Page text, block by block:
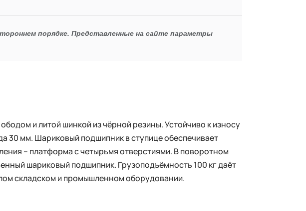
порядке. Представленные на сайте параметры
и литой шинкой из чёрной резины. Устойчиво к износу
30 мм. Шариковый подшипник в ступице обеспечивает
– платформа с четырьмя отверстиями. В поворотном
шариковый подшипник. Грузоподъёмность 100 кг даёт
складском и промышленном оборудовании.